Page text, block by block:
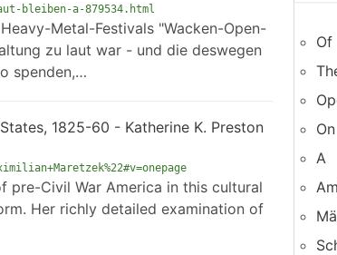
bleiben-a-879534.html
Metal-Festivals "Wacken-Open-
zu laut war - und die deswegen
spenden,…
1825-60 - Katherine K. Preston
pre-Civil War America in this cultural
Her richly detailed examination of
Of
On
A